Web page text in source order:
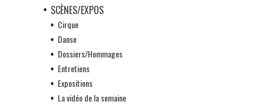
SCÈNES/EXPOS
Cirque
Danse
Dossiers/Hommages
Entretiens
Expositions
La vidéo de la semaine